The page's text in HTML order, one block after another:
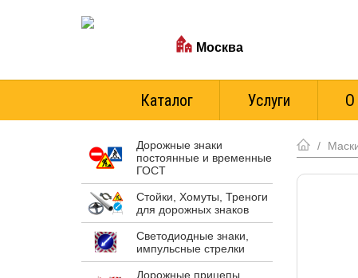
Москва
Каталог Услуги О
/
Дорожные знаки
постоянные и временные
ГОСТ
Стойки, Хомуты, Треноги
для дорожных знаков
Светодиодные знаки,
импульсные стрелки
Дорожные прицепы